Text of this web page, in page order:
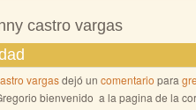
castro vargas
vargasdejó un comentario para
bienvenido a la pagina de la